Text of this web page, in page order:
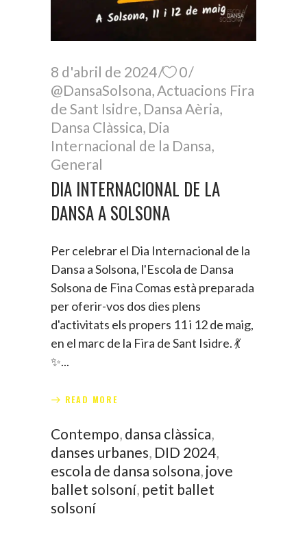
8 d'abril de 2024
0
@DansaSolsona,Actuacions Fira
de Sant Isidre, Dansa Aèria,
Dansa Clàssica, Dia
Internacional de la Dansa,
General
DIA INTERNACIONAL DE LA
DANSA A SOLSONA
Per celebrar el Dia Internacional de la
Dansa a Solsona, l'Escola de Dansa
Solsona de Fina Comas està preparada
per oferir-vos dos dies plens
d'activitats els propers 11 i 12 de maig,
en el marc de la Fira de Sant Isidre. 💃
✨
READ MORE
Contempo, dansa clàssica,
danses urbanes, DID 2024,
escola de dansa solsona, jove
ballet solsoní, petit ballet
solsoní